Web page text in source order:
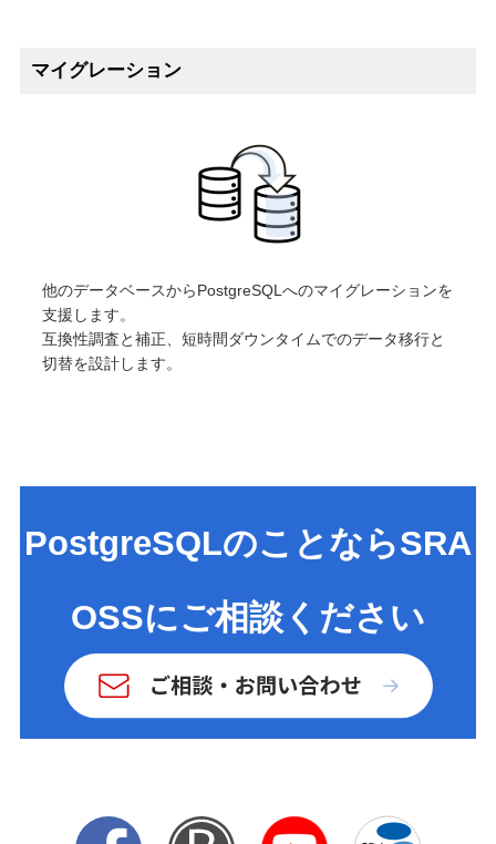
マイグレーション
他のデータベースからPostgreSQLへのマイグレーションを
支援します。
互換性調査と補正、短時間ダウンタイムでのデータ移行と
切替を設計します。
PostgreSQLのことならSRA
OSSにご相談ください